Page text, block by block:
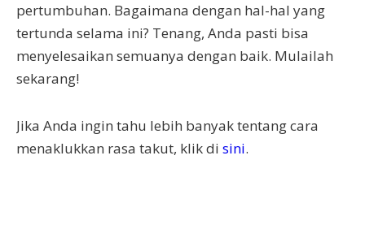
pertumbuhan. Bagaimana dengan hal-hal yang
tertunda selama ini? Tenang, Anda pasti bisa
menyelesaikan semuanya dengan baik. Mulailah
sekarang!
Jika Anda ingin tahu lebih banyak tentang cara
menaklukkan rasa takut, klik di sini.